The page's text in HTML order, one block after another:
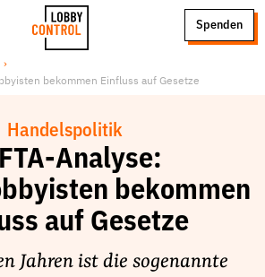
StartSeite
Spenden
bekommen Einfluss auf Gesetze
Handelspolitik
Analyse:
bekommen
auf Gesetze
Jahren ist die sogenannte